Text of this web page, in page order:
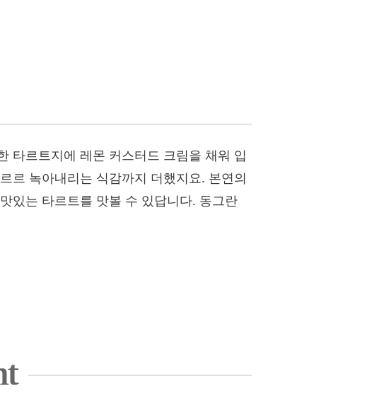
타르트지에 레몬 커스터드 크림을 채워 입
르 녹아내리는 식감까지 더했지요. 본연의
있는 타르트를 맛볼 수 있답니다. 동그란